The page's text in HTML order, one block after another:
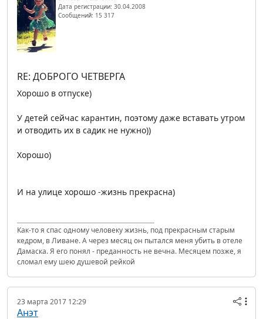
Дата регистрации: 30.04.2008
Сообщений: 15 317
RE: ДОБРОГО ЧЕТВЕРГА
Хорошо в отпуске)
У детей сейчас карантин, поэтому даже вставать утром
и отводить их в садик не нужно))
Хорошо)
И на улице хорошо -жизнь прекрасна)
Как-то я спас одному человеку жизнь, под прекрасным старым
кедром, в Ливане. А через месяц он пытался меня убить в отеле
Дамаска. Я его понял - преданность не вечна. Месяцем позже, я
сломал ему шею душевой рейкой
23 марта 2017 12:29
Анэт